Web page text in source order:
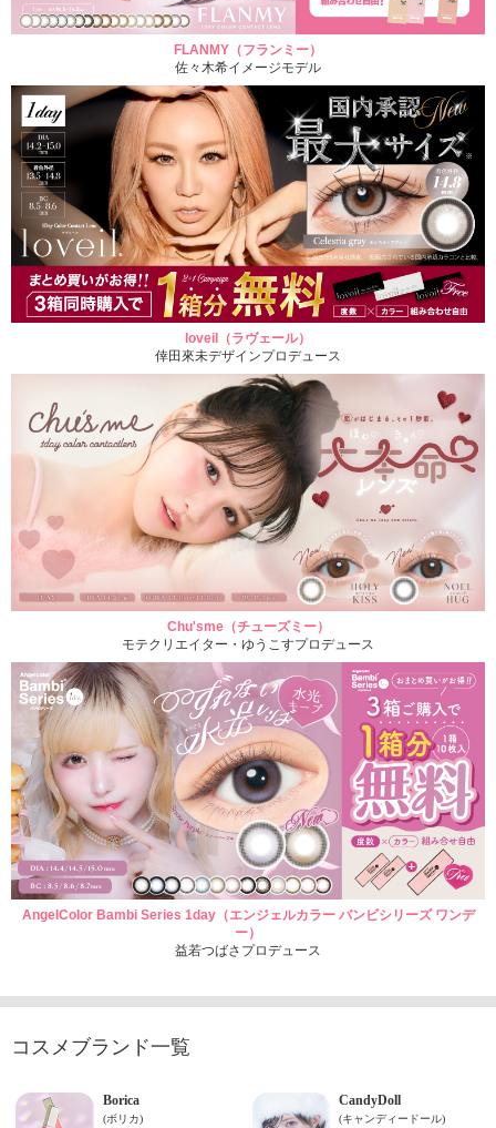
FLANMY（フランミー）
佐々木希イメージモデル
loveil（ラヴェール）
倖田來未デザインプロデュース
Chu'sme（チューズミー）
モテクリエイター・ゆうこすプロデュース
AngelColor Bambi Series 1day（エンジェルカラー バンビシリーズ ワンデ
ー）
益若つばさプロデュース
コスメブランド一覧